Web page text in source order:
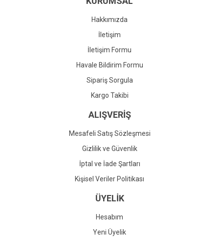
Gönder
Hakkımızda
İletişim
İletişim Formu
Havale Bildirim Formu
Sipariş Sorgula
Kargo Takibi
ALIŞVERİŞ
Mesafeli Satış Sözleşmesi
Gizlilik ve Güvenlik
İptal ve İade Şartları
Kişisel Veriler Politikası
ÜYELİK
Hesabım
Yeni Üyelik